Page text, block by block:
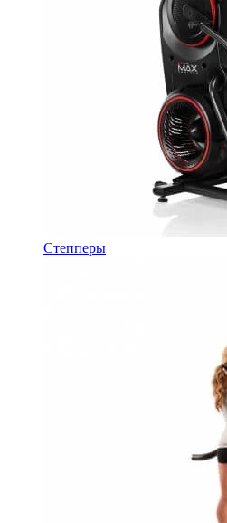
Степперы